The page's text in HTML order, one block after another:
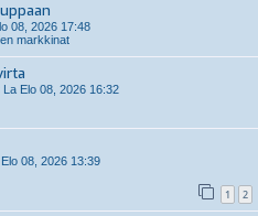
08, 2026 17:48
markkinat
La Elo 08, 2026 16:32
Elo 08, 2026 13:39
1 2